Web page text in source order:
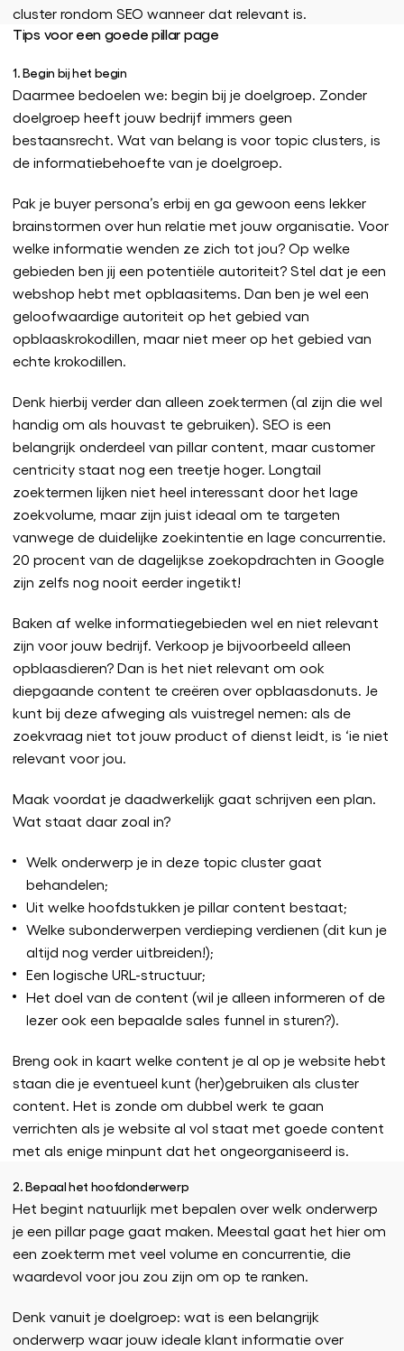
cluster rondom SEO wanneer dat relevant is.
Tips voor een goede pillar page
1. Begin bij het begin
Daarmee bedoelen we: begin bij je doelgroep. Zonder
doelgroep heeft jouw bedrijf immers geen
bestaansrecht. Wat van belang is voor topic clusters, is
de informatiebehoefte van je doelgroep.
Pak je buyer persona’s erbij en ga gewoon eens lekker
brainstormen over hun relatie met jouw organisatie. Voor
welke informatie wenden ze zich tot jou? Op welke
gebieden ben jij een potentiële autoriteit? Stel dat je een
webshop hebt met opblaasitems. Dan ben je wel een
geloofwaardige autoriteit op het gebied van
opblaaskrokodillen, maar niet meer op het gebied van
echte krokodillen.
Denk hierbij verder dan alleen zoektermen (al zijn die wel
handig om als houvast te gebruiken). SEO is een
belangrijk onderdeel van pillar content, maar customer
centricity staat nog een treetje hoger. Longtail
zoektermen lijken niet heel interessant door het lage
zoekvolume, maar zijn juist ideaal om te targeten
vanwege de duidelijke zoekintentie en lage concurrentie.
20 procent van de dagelijkse zoekopdrachten in Google
zijn zelfs nog nooit eerder ingetikt!
Baken af welke informatiegebieden wel en niet relevant
zijn voor jouw bedrijf. Verkoop je bijvoorbeeld alleen
opblaasdieren? Dan is het niet relevant om ook
diepgaande content te creëren over opblaasdonuts. Je
kunt bij deze afweging als vuistregel nemen: als de
zoekvraag niet tot jouw product of dienst leidt, is ‘ie niet
relevant voor jou.
Maak voordat je daadwerkelijk gaat schrijven een plan.
Wat staat daar zoal in?
Welk onderwerp je in deze topic cluster gaat
behandelen;
Uit welke hoofdstukken je pillar content bestaat;
Welke subonderwerpen verdieping verdienen (dit kun je
altijd nog verder uitbreiden!);
Een logische URL-structuur;
Het doel van de content (wil je alleen informeren of de
lezer ook een bepaalde sales funnel in sturen?).
Breng ook in kaart welke content je al op je website hebt
staan die je eventueel kunt (her)gebruiken als cluster
content. Het is zonde om dubbel werk te gaan
verrichten als je website al vol staat met goede content
met als enige minpunt dat het ongeorganiseerd is.
2. Bepaal het hoofdonderwerp
Het begint natuurlijk met bepalen over welk onderwerp
je een pillar page gaat maken. Meestal gaat het hier om
een zoekterm met veel volume en concurrentie, die
waardevol voor jou zou zijn om op te ranken.
Denk vanuit je doelgroep: wat is een belangrijk
onderwerp waar jouw ideale klant informatie over